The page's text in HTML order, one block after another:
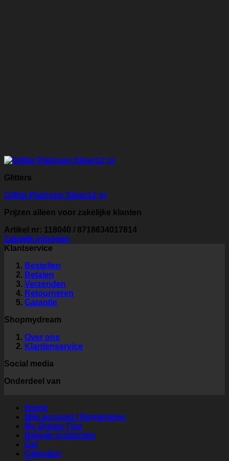
Glitters
Glitter Platinum Silver12 gr
Prijzen alleen voor zakelijke klanten
Artikel nr: 118040 / 8718634017814
Zakelijk inloggen
Klantservice
Bestellen
Betalen
Verzenden
Retourneren
Garantie
Shopmydream
Over ons
Klantenservice
Social media
Onderdeel van
Home
Mijn account / Registreren
My Dream Tips
Nieuwe producten
Gel
Gelpolish